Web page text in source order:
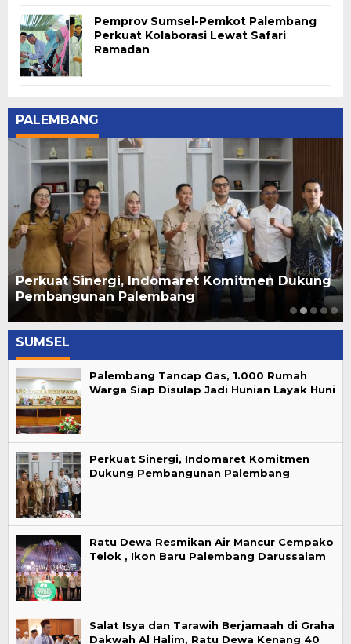
Pemprov Sumsel-Pemkot Palembang
Perkuat Kolaborasi Lewat Safari
Ramadan
PALEMBANG
Perkuat Sinergi, Indomaret Komitmen Dukung
Pembangunan Palembang
SUMSEL
Palembang Tancap Gas, 1.000 Rumah
Warga Siap Disulap Jadi Hunian Layak Huni
Perkuat Sinergi, Indomaret Komitmen
Dukung Pembangunan Palembang
Ratu Dewa Resmikan Air Mancur Cempako
Telok , Ikon Baru Palembang Darussalam
Salat Isya dan Tarawih Berjamaah di Graha
Dakwah Al Halim, Ratu Dewa Kenang 40